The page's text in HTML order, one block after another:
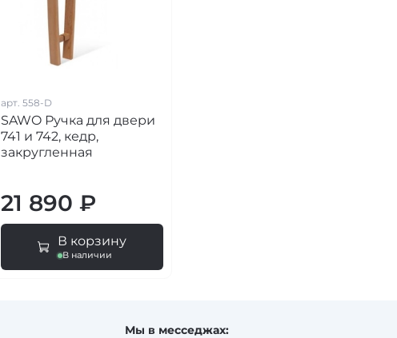
арт. 558-D
SAWO Ручка для двери
741 и 742, кедр,
закругленная
21 890 ₽
В корзину
В наличии
Мы в месседжах: